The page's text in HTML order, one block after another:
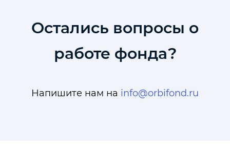
Остались вопросы о
работе фонда?
Напишите нам на info@orbifond.ru